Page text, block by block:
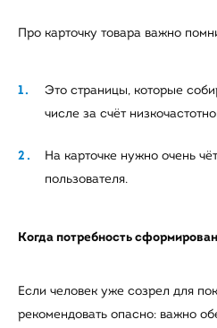
Про карточку товара важно
Это страницы, которые
числе за счёт
На карточке нужно очень
пользователя.
Когда потребность
Если человек уже созрел для
рекомендовать опасно: важно